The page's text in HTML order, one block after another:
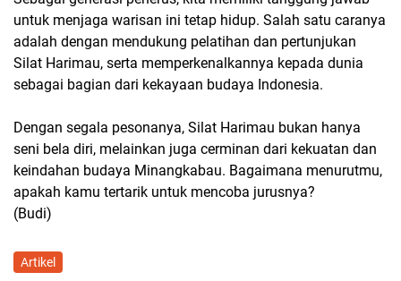
untuk menjaga warisan ini tetap hidup. Salah satu caranya
adalah dengan mendukung pelatihan dan pertunjukan
Silat Harimau, serta memperkenalkannya kepada dunia
sebagai bagian dari kekayaan budaya Indonesia.
Dengan segala pesonanya, Silat Harimau bukan hanya
seni bela diri, melainkan juga cerminan dari kekuatan dan
keindahan budaya Minangkabau. Bagaimana menurutmu,
apakah kamu tertarik untuk mencoba jurusnya?
(Budi)
Artikel